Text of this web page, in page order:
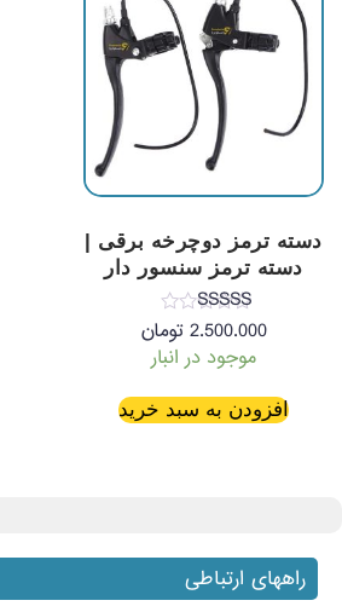
دسته ترمز دوچرخه برقی |
دسته ترمز سنسور دار
نمره
5.00
از 5
2.500.000 تومان
موجود در انبار
افزودن به سبد خرید
راههای ارتباطی